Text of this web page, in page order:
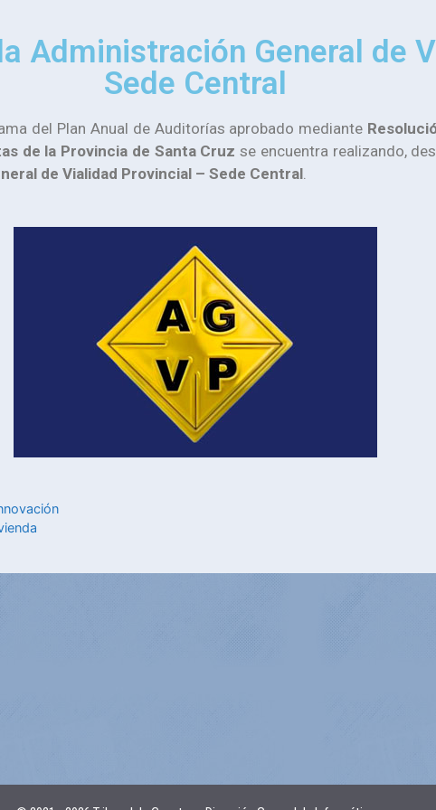
Administración General de
Sede Central
del Plan Anual de Auditorías aprobado mediante
de la Provincia de Santa Cruz se encuentra realizando,
de Vialidad Provincial – Sede Central.